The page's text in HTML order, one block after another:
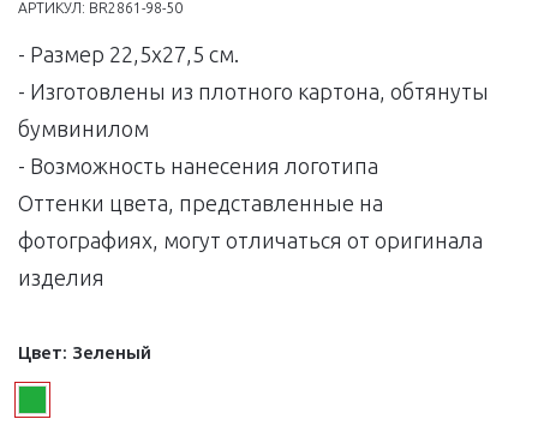
АРТИКУЛ: BR2861-98-50
- Размер 22,5х27,5 см.
- Изготовлены из плотного картона, обтянуты
бумвинилом
- Возможность нанесения логотипа
Оттенки цвета, представленные на
фотографиях, могут отличаться от оригинала
изделия
Цвет: Зеленый